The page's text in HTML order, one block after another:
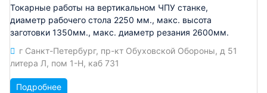
Токарные работы на вертикальном ЧПУ станке,
диаметр рабочего стола 2250 мм., макс. высота
заготовки 1350мм., макс. диаметр резания 2600мм.
г Санкт-Петербург, пр-кт Обуховской Обороны, д 51
литера Л, пом 1-Н, каб 731
Подробнее